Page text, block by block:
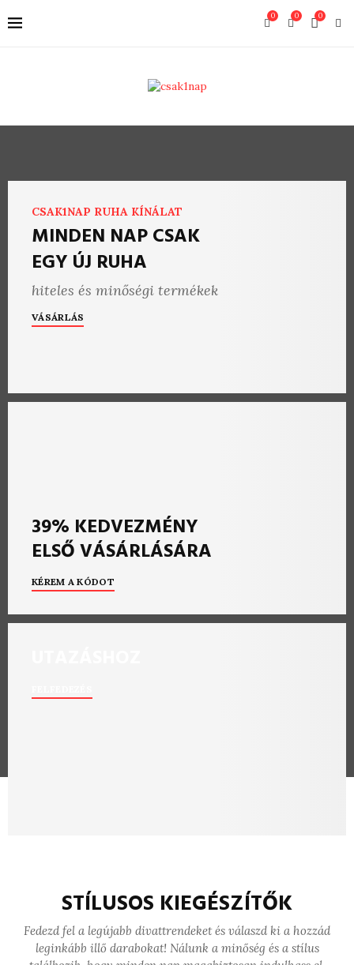
0
0
0
CSAK1NAP RUHA KÍNÁLAT
MINDEN NAP CSAK
EGY ÚJ RUHA
hiteles és minőségi termékek
VÁSÁRLÁS
39% KEDVEZMÉNY
ELSŐ VÁSÁRLÁSÁRA
KÉREM A KÓDOT
STÍLUSOS KIEGÉSZÍTŐK
Fedezd fel a legújabb divattrendeket és válaszd ki a hozzád
leginkább illő darabokat! Nálunk a minőség és a stílus